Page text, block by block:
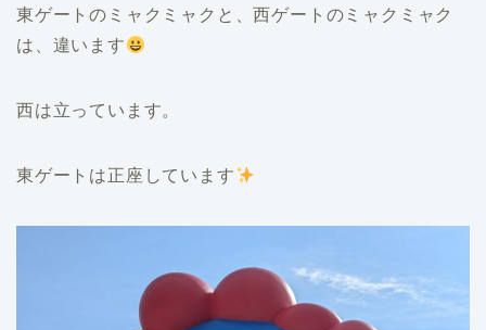
東ゲートのミャクミャクと、西ゲートのミャクミャク
は、違います
西は立っています。
東ゲートは正座しています